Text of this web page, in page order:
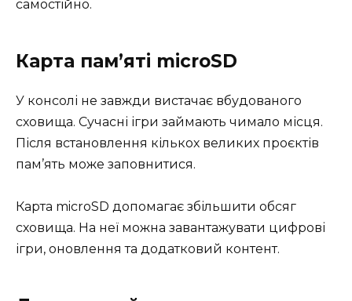
самостійно.
Карта пам’яті microSD
У консолі не завжди вистачає вбудованого
сховища. Сучасні ігри займають чимало місця.
Після встановлення кількох великих проєктів
пам’ять може заповнитися.
Карта microSD допомагає збільшити обсяг
сховища. На неї можна завантажувати цифрові
ігри, оновлення та додатковий контент.